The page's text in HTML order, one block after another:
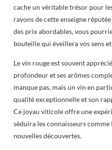
cache un véritable trésor pour
rayons de cette enseigne
des prix abordables, vous
bouteille qui éveillera vos sens
Le vin rouge est souvent
profondeur et ses arômes
manque pas, mais un vin en
qualité exceptionnelle et son
Ce joyau viticole offre une
séduira les connaisseurs comme
nouvelles découvertes.